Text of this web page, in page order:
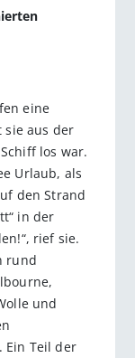
eine
sie aus der
los war.
Urlaub, als
den Strand
in der
rief sie.
rund
und
Ein Teil der